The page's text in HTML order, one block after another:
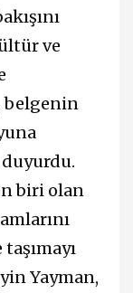
ve
belgenin
duyurdu.
biri olan
Yayman,